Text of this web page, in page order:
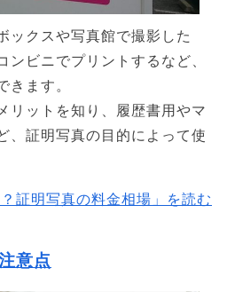
ックスや写真館で撮影した
ンビニでプリントするなど、
きます。
リットを知り、履歴書用やマ
、証明写真の目的によって使
？証明写真の料金相場」を読む
意点